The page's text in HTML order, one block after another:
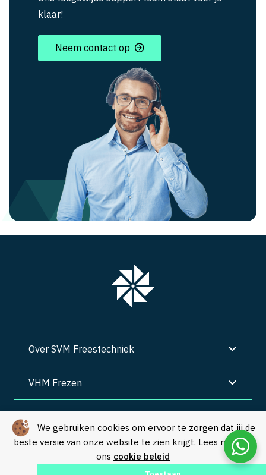
We gebruiken cookies om ervoor te zorgen dat jij de
beste versie van onze website te zien krijgt. Lees meer in
ons cookie beleid
klaar!
Neem contact op
Over SVM Freestechniek
VHM Frezen
Algemene voorwaarden | Privacy
© Copyright 2026 – SVM Freestechniek |
Webdesign by Yooker–